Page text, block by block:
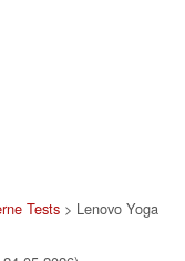
Tests > Lenovo Yoga